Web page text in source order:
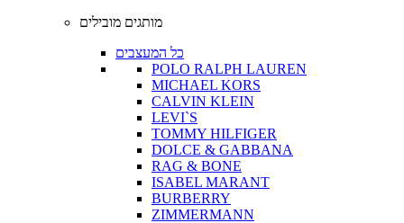
מותגים מובילים
כל המעצבים
POLO RALPH LAUREN
MICHAEL KORS
CALVIN KLEIN
LEVI`S
TOMMY HILFIGER
DOLCE & GABBANA
RAG & BONE
ISABEL MARANT
BURBERRY
ZIMMERMANN